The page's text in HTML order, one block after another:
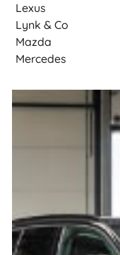
Lexus
Lynk & Co
Mazda
Mercedes